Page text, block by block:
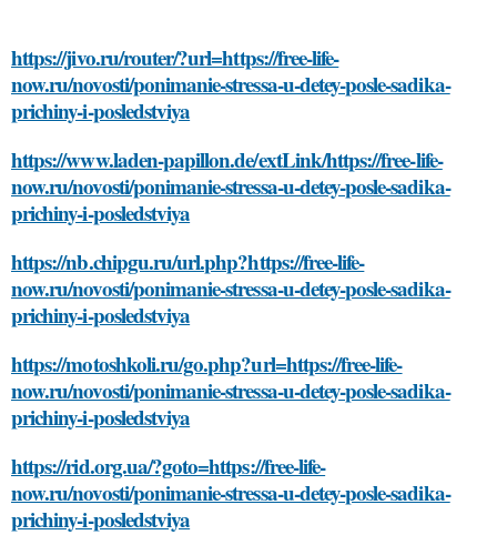
https://jivo.ru/router/?url=https://free-life-
now.ru/novosti/ponimanie-stressa-u-detey-posle-sadika-
prichiny-i-posledstviya
https://www.laden-papillon.de/extLink/https://free-life-
now.ru/novosti/ponimanie-stressa-u-detey-posle-sadika-
prichiny-i-posledstviya
https://nb.chipgu.ru/url.php?https://free-life-
now.ru/novosti/ponimanie-stressa-u-detey-posle-sadika-
prichiny-i-posledstviya
https://motoshkoli.ru/go.php?url=https://free-life-
now.ru/novosti/ponimanie-stressa-u-detey-posle-sadika-
prichiny-i-posledstviya
https://rid.org.ua/?goto=https://free-life-
now.ru/novosti/ponimanie-stressa-u-detey-posle-sadika-
prichiny-i-posledstviya